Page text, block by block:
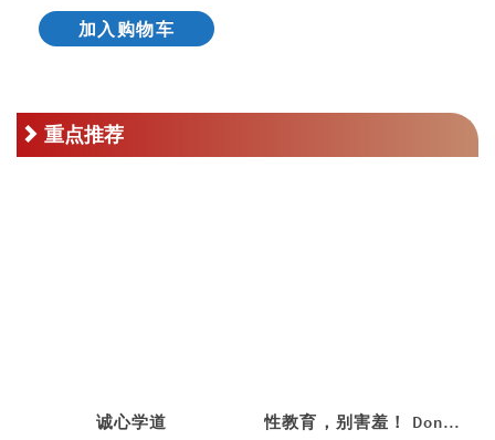
加入购物车
重点推荐
诚心学道 性教育，别害羞！ Don’t Be Shy: A Friendly Guide to Sex Education